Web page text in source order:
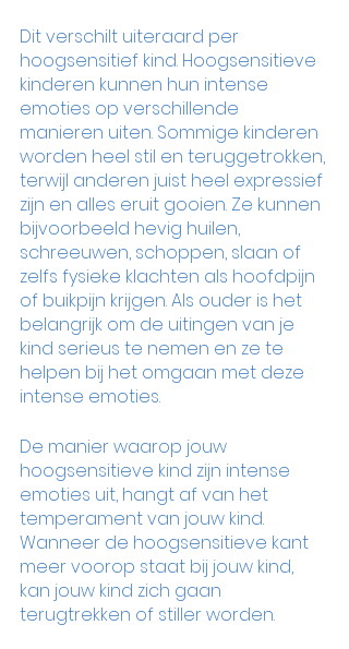
Dit verschilt uiteraard per
hoogsensitief kind. Hoogsensitieve
kinderen kunnen hun intense
emoties op verschillende
manieren uiten. Sommige kinderen
worden heel stil en teruggetrokken,
terwijl anderen juist heel expressief
zijn en alles eruit gooien. Ze kunnen
bijvoorbeeld hevig huilen,
schreeuwen, schoppen, slaan of
zelfs fysieke klachten als hoofdpijn
of buikpijn krijgen. Als ouder is het
belangrijk om de uitingen van je
kind serieus te nemen en ze te
helpen bij het omgaan met deze
intense emoties.
De manier waarop jouw
hoogsensitieve kind zijn intense
emoties uit, hangt af van het
temperament van jouw kind.
Wanneer de hoogsensitieve kant
meer voorop staat bij jouw kind,
kan jouw kind zich gaan
terugtrekken of stiller worden.